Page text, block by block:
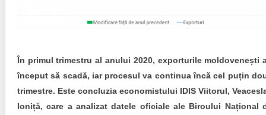
The best and the worst local policies in Moldova
public institutions in Moldova
În primul trimestru al anului 2020, exporturile moldovenești
început să scadă, iar procesul va continua încă cel puțin
trimestre. Este concluzia economistului IDIS Viitorul,
Ioniță, care a analizat datele oficiale ale Biroului Național